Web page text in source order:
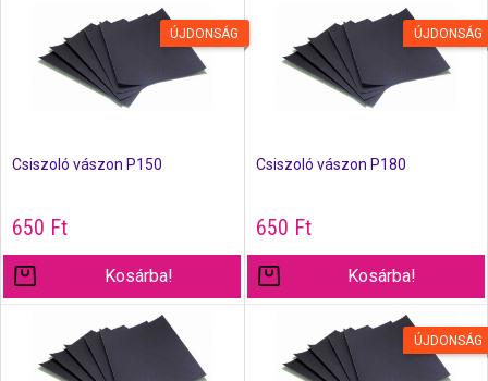
ÚJDONSÁG
Csiszoló vászon P150
650 Ft
Kosárba!
ÚJDONSÁG
Csiszoló vászon P180
650 Ft
Kosárba!
ÚJDONSÁG